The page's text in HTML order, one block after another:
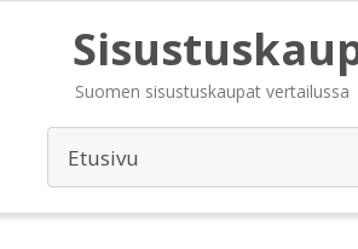
Suomen sisustuskaupat vertailussa